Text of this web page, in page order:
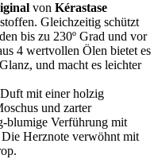
von Kérastase
Gleichzeitig schützt
bis zu 230º Grad und vor
4 wertvollen Ölen bietet es
und macht es leichter
mit einer holzig
und zarter
blumige Verführung mit
Herznote verwöhnt mit